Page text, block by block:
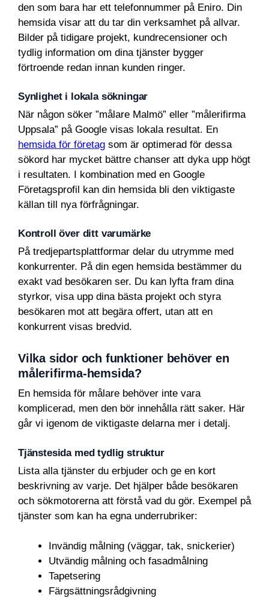
den som bara har ett telefonnummer på Eniro. Din
hemsida visar att du tar din verksamhet på allvar.
Bilder på tidigare projekt, kundrecensioner och
tydlig information om dina tjänster bygger
förtroende redan innan kunden ringer.
Synlighet i lokala sökningar
När någon söker ”målare Malmö” eller ”målerifirma
Uppsala” på Google visas lokala resultat. En
hemsida för företag som är optimerad för dessa
sökord har mycket bättre chanser att dyka upp högt
i resultaten. I kombination med en Google
Företagsprofil kan din hemsida bli den viktigaste
källan till nya förfrågningar.
Kontroll över ditt varumärke
På tredjepartsplattformar delar du utrymme med
konkurrenter. På din egen hemsida bestämmer du
exakt vad besökaren ser. Du kan lyfta fram dina
styrkor, visa upp dina bästa projekt och styra
besökaren mot att begära offert, utan att en
konkurrent visas bredvid.
Vilka sidor och funktioner behöver en
målerifirma-hemsida?
En hemsida för målare behöver inte vara
komplicerad, men den bör innehålla rätt saker. Här
går vi igenom de viktigaste delarna mer i detalj.
Tjänstesida med tydlig struktur
Lista alla tjänster du erbjuder och ge en kort
beskrivning av varje. Det hjälper både besökaren
och sökmotorerna att förstå vad du gör. Exempel på
tjänster som kan ha egna underrubriker:
Invändig målning (väggar, tak, snickerier)
Utvändig målning och fasadmålning
Tapetsering
Färgsättningsrådgivning